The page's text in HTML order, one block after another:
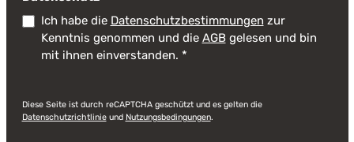
Ich habe die Datenschutzbestimmungen zur
Kenntnis genommen und die AGBgelesen und bin
mit ihnen einverstanden. *
Diese Seite ist durch reCAPTCHA geschützt und es gelten die
Datenschutzrichtlinieund Nutzungsbedingungen.